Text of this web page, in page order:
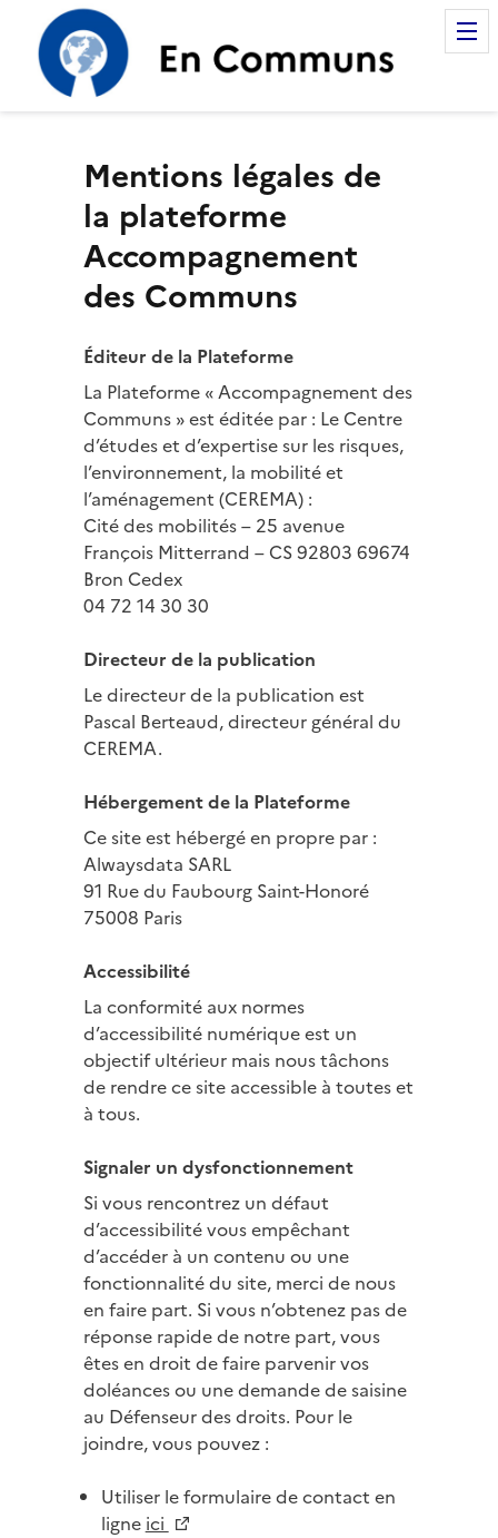
Accompagnement des
Mentions légales de
la plateforme
Accompagnement
des Communs
Éditeur de la Plateforme
La Plateforme « Accompagnement des
Communs » est éditée par : Le Centre
d’études et d’expertise sur les risques,
l’environnement, la mobilité et
l’aménagement (CEREMA) :
Cité des mobilités – 25 avenue
François Mitterrand – CS 92803 69674
Bron Cedex
04 72 14 30 30
Directeur de la publication
Le directeur de la publication est
Pascal Berteaud, directeur général du
CEREMA.
Hébergement de la Plateforme
Ce site est hébergé en propre par :
Alwaysdata SARL
91 Rue du Faubourg Saint-Honoré
75008 Paris
Accessibilité
La conformité aux normes
d’accessibilité numérique est un
objectif ultérieur mais nous tâchons
de rendre ce site accessible à toutes et
à tous.
Signaler un dysfonctionnement
Si vous rencontrez un défaut
d’accessibilité vous empêchant
d’accéder à un contenu ou une
fonctionnalité du site, merci de nous
en faire part. Si vous n’obtenez pas de
réponse rapide de notre part, vous
êtes en droit de faire parvenir vos
doléances ou une demande de saisine
au Défenseur des droits. Pour le
joindre, vous pouvez :
Utiliser le formulaire de contact en
ligne ici Nouvelle fenêtre